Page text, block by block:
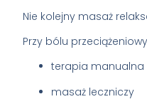
Nie kolejny masaż
Przy bólu
terapia manualna
masaż leczniczy